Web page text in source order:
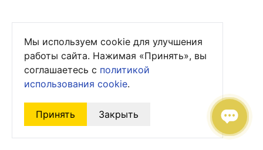
Мы используем cookie для улучшения
работы сайта. Нажимая «Принять», вы
соглашаетесь с политикой
использования cookie.
Принять Закрыть